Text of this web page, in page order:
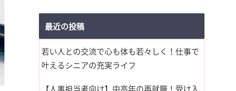
最近の投稿
若い人との交流で心も体も若々しく！仕事で
叶えるシニアの充実ライフ